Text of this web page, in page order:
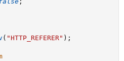
( "HTTP_REFERER" ) ;